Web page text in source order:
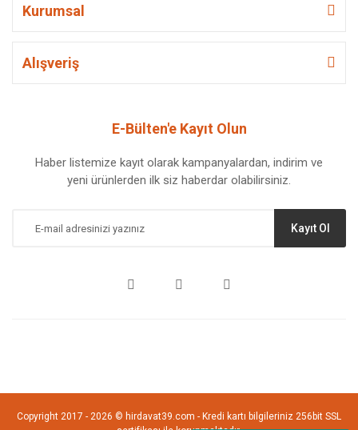
Kurumsal
Alışveriş
E-Bülten'e Kayıt Olun
Haber listemize kayıt olarak kampanyalardan, indirim ve
yeni ürünlerden ilk siz haberdar olabilirsiniz.
Kayıt Ol
Copyright 2017 - 2026 © hirdavat39.com - Kredi kartı bilgileriniz 256bit SSL